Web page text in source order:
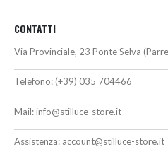
CONTATTI
Via Provinciale, 23 Ponte Selva
Telefono: (+39) 035 704466
Mail:info@stilluce-store.it
Assistenza: account@stilluce-store.it